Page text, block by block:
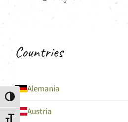
Alternar alto contraste
Countries
Alemania
Austria